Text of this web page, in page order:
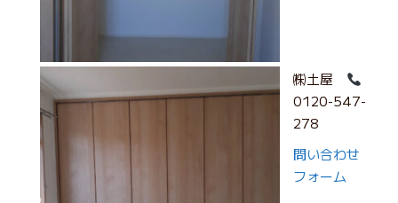
㈱土屋
0120-547-
278
問い合わせ
フォーム